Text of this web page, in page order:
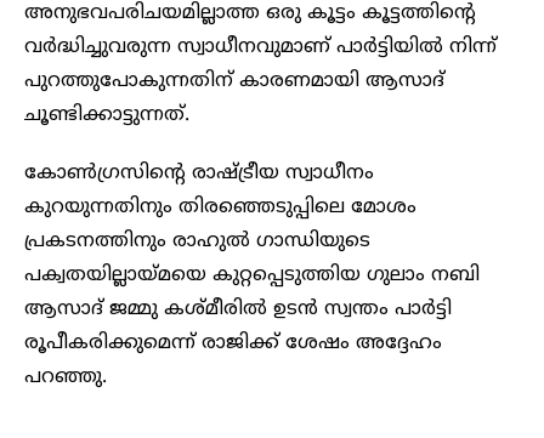
അനുഭവപരിചയമില്ലാത്ത ഒരു കൂട്ടം കൂട്ടത്തിന്റെ
വർദ്ധിച്ചുവരുന്ന സ്വാധീനവുമാണ് പാർട്ടിയിൽ നിന്ന്
പുറത്തുപോകുന്നതിന് കാരണമായി ആസാദ്
ചൂണ്ടിക്കാട്ടുന്നത്.
കോൺഗ്രസിന്റെ രാഷ്ട്രീയ സ്വാധീനം
കുറയുന്നതിനും തിരഞ്ഞെടുപ്പിലെ മോശം
പ്രകടനത്തിനും രാഹുൽ ഗാന്ധിയുടെ
പക്വതയില്ലായ്മയെ കുറ്റപ്പെടുത്തിയ ഗുലാം നബി
ആസാദ് ജമ്മു കശ്മീരിൽ ഉടൻ സ്വന്തം പാർട്ടി
രൂപീകരിക്കുമെന്ന് രാജിക്ക് ശേഷം അദ്ദേഹം
പറഞ്ഞു.